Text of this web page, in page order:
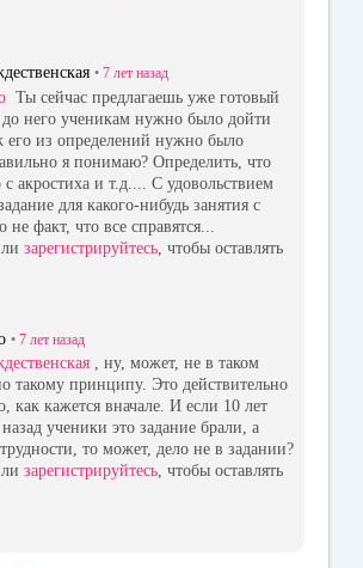
• 7 лет назад
Ты сейчас предлагаешь уже готовый
него ученикам нужно было дойти
его из определений нужно было
я понимаю? Определить, что
акростиха и т.д.... С удовольствием
для какого-нибудь занятия с
факт, что все справятся...
зарегистрируйтесь , чтобы оставлять
• 7 лет назад
, ну, может, не в таком
такому принципу. Это действительно
как кажется вначале. И если 10 лет
ученики это задание брали, а
то может, дело не в задании?
зарегистрируйтесь, чтобы оставлять